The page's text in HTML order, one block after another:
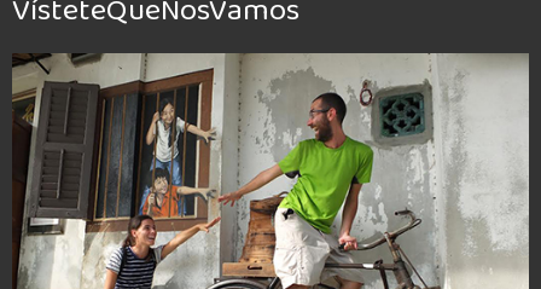
VísteteQueNosVamos